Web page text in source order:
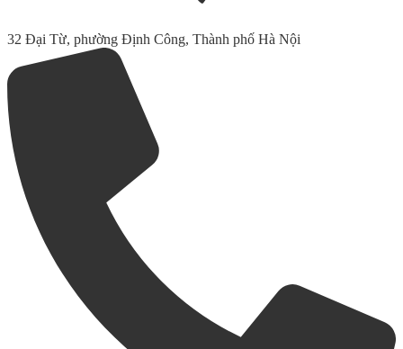
32 Đại Từ, phường Định Công, Thành phố Hà Nội